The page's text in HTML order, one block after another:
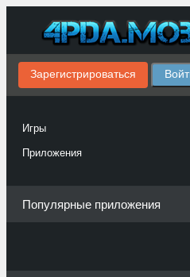
Зарегистрироваться
Игры
Приложения
Популярные приложения